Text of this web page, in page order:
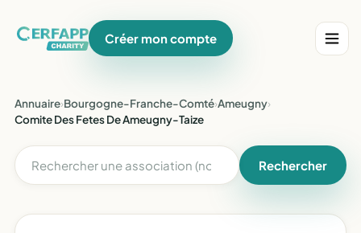
Créer mon compte
Annuaire›Bourgogne-Franche-Comté›Ameugny›
Comite Des Fetes De Ameugny-Taize
Rechercher